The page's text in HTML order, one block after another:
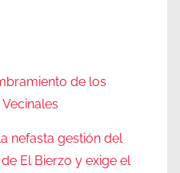
de los
nefasta gestión del
El Bierzo y exige el